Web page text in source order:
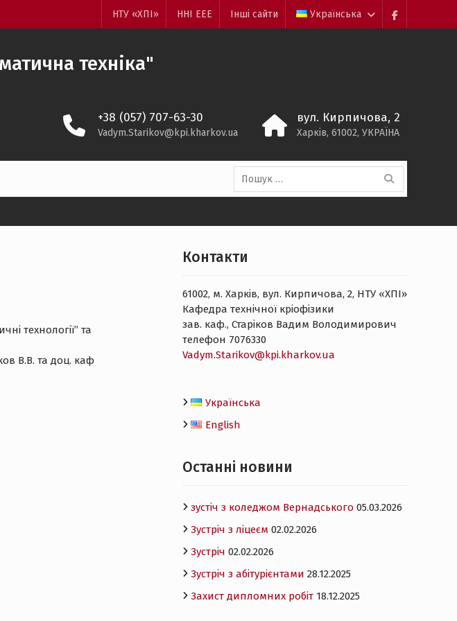
facebook
НТУ «ХПІ» ННI EEE Інші сайти Українська
техніка"
+38 (057) 707-63-30
Vadym.Starikov@kpi.kharkov.ua
вул. Кирпичова, 2
Харків, 61002, УКРАЇНА
Пошук:
технології” та
В.В. та доц. каф
Контакти
61002, м. Харків, вул. Кирпичова, 2, НТУ «ХПІ»
Кафедра технічної кріофізики
зав. каф., Старіков Вадим Володимирович
телефон 7076330
Vadym.Starikov@kpi.kharkov.ua
Українська
English
Останнi новини
зустіч з коледжом Вернадського 05.03.2026
Зустріч з ліцеєм 02.02.2026
Зустріч 02.02.2026
Зустріч з абітурієнтами 28.12.2025
Захист дипломних робіт 18.12.2025